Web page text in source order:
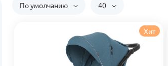
По умолчанию 40
Хит